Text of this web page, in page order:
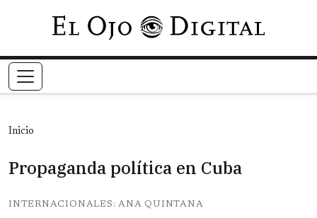
Pasar al contenido principal
Inicio
Propaganda política en Cuba
INTERNACIONALES: ANA QUINTANA